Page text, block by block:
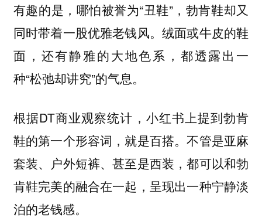
有趣的是，哪怕被誉为“丑鞋”，勃肯鞋却又
同时带着一股优雅老钱风。绒面或牛皮的鞋
面，还有静雅的大地色系，都透露出一
种“松弛却讲究”的气息。
根据DT商业观察统计，小红书上提到勃肯
鞋的第一个形容词，就是百搭。不管是亚麻
套装、户外短裤、甚至是西装，都可以和勃
肯鞋完美的融合在一起，呈现出一种宁静淡
泊的老钱感。